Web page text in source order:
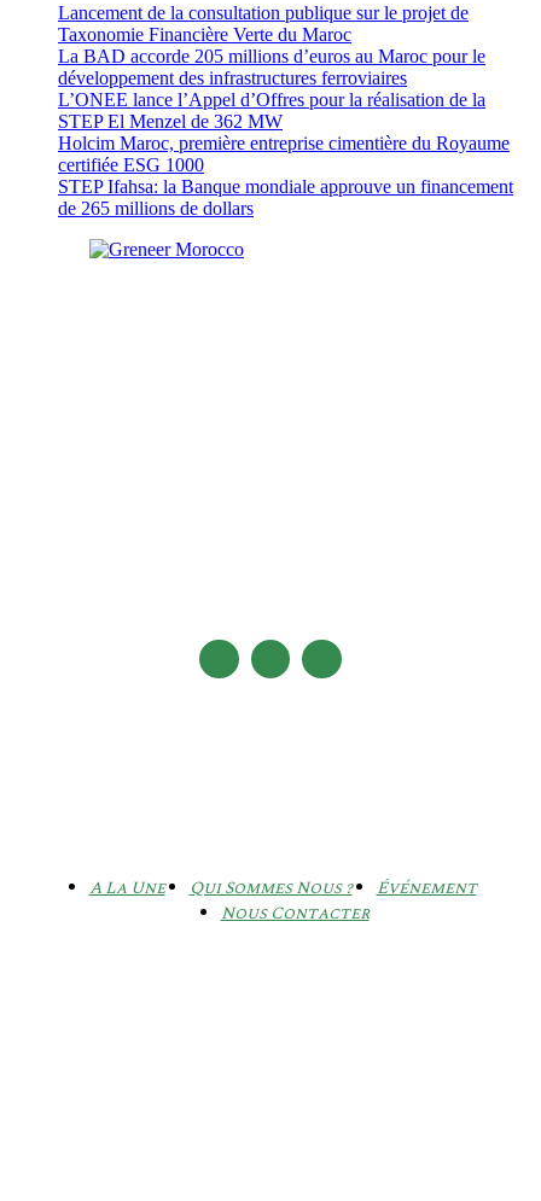
Lancement de la consultation publique sur le projet de
Taxonomie Financière Verte du Maroc
La BAD accorde 205 millions d’euros au Maroc pour le
développement des infrastructures ferroviaires
L’ONEE lance l’Appel d’Offres pour la réalisation de la
STEP El Menzel de 362 MW
Holcim Maroc, première entreprise cimentière du Royaume
certifiée ESG 1000
STEP Ifahsa: la Banque mondiale approuve un financement
de 265 millions de dollars
A La Une Qui Sommes Nous ?
Événement
Nous Contacter